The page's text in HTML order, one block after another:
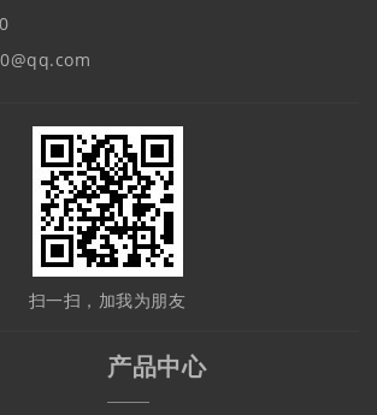
扫一扫，加我为朋友
产品中心